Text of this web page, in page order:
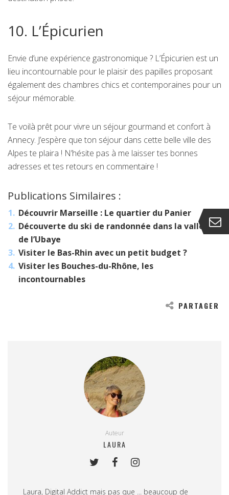
10. L’Épicurien
Envie d’une expérience gastronomique ? L’Épicurien est un
lieu incontournable pour le plaisir des papilles proposant
également des chambres chics et contemporaines pour un
séjour mémorable.
Te voilà prêt pour vivre un séjour gourmand et confort à
Annecy. J’espère que ton séjour dans cette belle ville des
Alpes te plaira ! N’hésite pas à me laisser tes bonnes
adresses et tes retours en commentaire !
Publications Similaires :
Découvrir Marseille : Le quartier du Panier
Découverte du ski de randonnée dans la vallée
de l’Ubaye
Visiter le Bas-Rhin avec un petit budget ?
Visiter les Bouches-du-Rhône, les
incontournables
PARTAGER
Auteur
LAURA
Laura, Digital Addict mais pas que ... beaucoup de